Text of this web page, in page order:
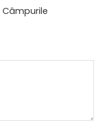
Câmpurile